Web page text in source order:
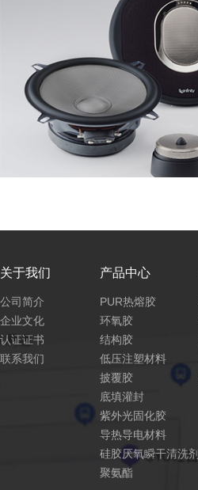
关于我们
公司简介
企业文化
认证证书
联系我们
产品中心
PUR热熔胶
环氧胶
结构胶
低压注塑材料
披覆胶
底填灌封
紫外光固化胶
导热导电材料
硅胶厌氧瞬干清洗剂
聚氨酯